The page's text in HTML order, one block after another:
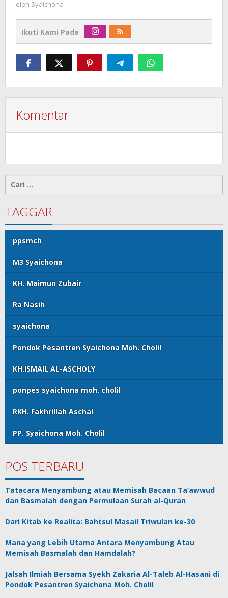
oleh Syaichona
Ikuti Kami Pada
Komentar
untuk:
TAGGAR
ppsmch
M3 Syaichona
KH. Maimun Zubair
Ra Nasih
syaichona
Pondok Pesantren Syaichona Moh. Cholil
KH.ISMAIL AL-ASCHOLY
ponpes syaichona moh. cholil
RKH. Fakhrillah Aschal
PP. Syaichona Moh. Cholil
POS TERBARU
Tatacara Menyambung atau Memisah Bacaan Ta’awwud
dan Basmalah dengan Permulaan Surah al-Quran
Dari Kitab ke Realita: Bahtsul Masail Triwulan ke-30
Mana yang Lebih Utama Antara Menyambung Atau
Memisah Basmalah dan Hamdalah?
Jalsah Ilmiah Bersama Syekh Zakaria Al-Taleb Al-Hasani di
Pondok Pesantren Syaichona Moh. Cholil